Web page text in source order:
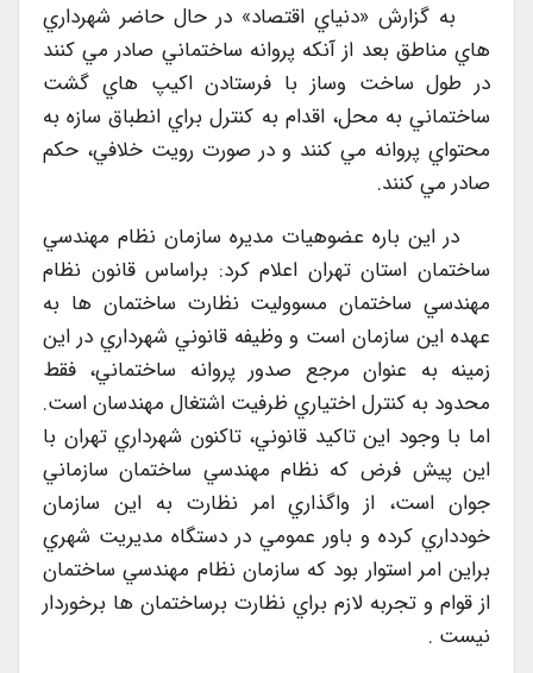
به گزارش «دنياي اقتصاد» در حال حاضر شهرداري
هاي مناطق بعد از آنكه پروانه ساختماني صادر مي كنند
در طول ساخت وساز با فرستادن اكيپ هاي گشت
ساختماني به محل، اقدام به كنترل براي انطباق سازه به
محتواي پروانه مي كنند و در صورت رويت خلافي، حكم
صادر مي كنند.
در اين باره عضوهيات مديره سازمان نظام مهندسي
ساختمان استان تهران اعلام كرد: براساس قانون نظام
مهندسي ساختمان مسووليت نظارت ساختمان ها به
عهده اين سازمان است و وظيفه قانوني شهرداري در اين
زمينه به عنوان مرجع صدور پروانه ساختماني، فقط
محدود به کنترل اختياري ظرفيت اشتغال مهندسان است.
اما با وجود اين تاکيد قانوني، تاکنون شهرداري تهران با
اين پيش فرض که نظام مهندسي ساختمان سازماني
جوان است، از واگذاري امر نظارت به اين سازمان
خودداري کرده و باور عمومي در دستگاه مديريت شهري
براين امر استوار بود که سازمان نظام مهندسي ساختمان
از قوام و تجربه لازم براي نظارت برساختمان ها برخوردار
نيست .